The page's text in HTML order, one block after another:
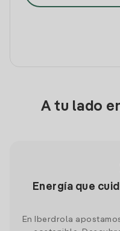
A tu lado
Energía que
En Iberdrola